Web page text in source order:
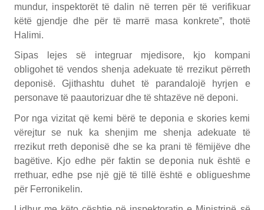
mundur, inspektorët të dalin në terren për të verifikuar
këtë gjendje dhe për të marrë masa konkrete”, thotë
Halimi.
Sipas lejes së integruar mjedisore, kjo kompani
obligohet të vendos shenja adekuate të rrezikut përreth
deponisë. Gjithashtu duhet të parandalojë hyrjen e
personave të paautorizuar dhe të shtazëve në deponi.
Por nga vizitat që kemi bërë te deponia e skories kemi
vërejtur se nuk ka shenjim me shenja adekuate të
rrezikut rreth deponisë dhe se ka prani të fëmijëve dhe
bagëtive. Kjo edhe për faktin se deponia nuk është e
rrethuar, edhe pse një gjë të tillë është e obligueshme
për Ferronikelin.